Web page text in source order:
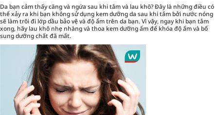
Da bạn cảm thấy căng và ngứa sau khi tắm và lau khô? Đây là những điều có
thể xảy ra khi bạn không sử dụng kem dưỡng da sau khi tắm bởi nước nóng
sẽ làm trôi đi lớp dầu bảo vệ và độ ẩm trên da bạn. Vì vậy, ngay khi bạn tắm
xong, hãy lau khô nhẹ nhàng và thoa kem dưỡng ẩm để khóa độ ẩm và bổ
sung dưỡng chất đã mất.